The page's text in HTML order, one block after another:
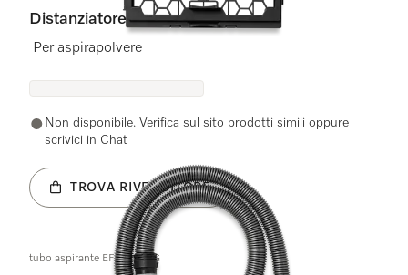
Distanziatore
Per aspirapolvere
Non disponibile. Verifica sul sito prodotti simili oppure
scrivici in Chat
TROVA RIVENDITORE
tubo aspirante EFS kpl. SG